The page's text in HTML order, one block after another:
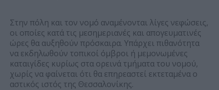
Στην πόλη και τον νομό αναμένονται λίγες νεφώσεις,
οι οποίες κατά τις μεσημεριανές και απογευματινές
ώρες θα αυξηθούν πρόσκαιρα. Υπάρχει πιθανότητα
να εκδηλωθούν τοπικοί όμβροι ή μεμονωμένες
καταιγίδες κυρίως στα ορεινά τμήματα του νομού,
χωρίς να φαίνεται ότι θα επηρεαστεί εκτεταμένα ο
αστικός ιστός της Θεσσαλονίκης.